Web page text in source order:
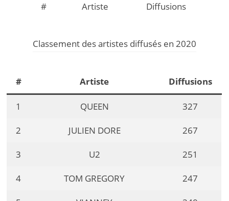
# Artiste Diffusions
Classement des artistes diffusés en 2020
# Artiste Diffusions
1 QUEEN 327
2 JULIEN DORE 267
3 U2 251
4 TOM GREGORY 247